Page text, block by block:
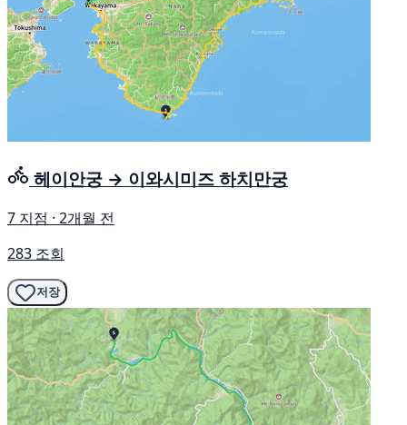
헤이안궁 → 이와시미즈 하치만궁
7 지점 · 2개월 전
283 조회
저장